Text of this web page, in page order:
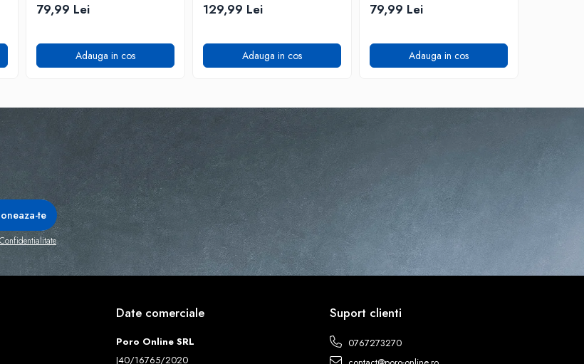
79,99 Lei
Adauga in cos
129,99 Lei
Adauga in cos
79,99 Lei
Adauga in cos
Date comerciale
Poro Online SRL
J40/16765/2020
Suport clienti
0767273270